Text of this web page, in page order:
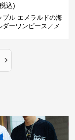
込)
プル エメラルドの海
ダーワンピース／メ
›